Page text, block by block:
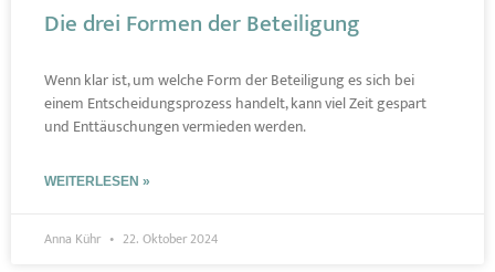
Die drei Formen der Beteiligung
Wenn klar ist, um welche Form der Beteiligung es sich bei
einem Entscheidungsprozess handelt, kann viel Zeit gespart
und Enttäuschungen vermieden werden.
WEITERLESEN »
Anna Kühr 22. Oktober 2024